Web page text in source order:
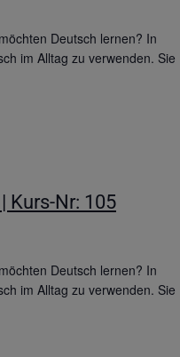
Deutsch lernen? In
im Alltag zu verwenden. Sie
Kurs-Nr: 105
Deutsch lernen? In
im Alltag zu verwenden. Sie